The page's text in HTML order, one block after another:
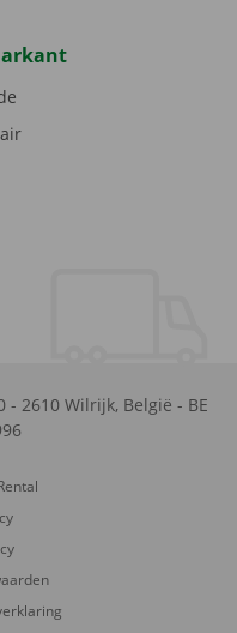
- 2610 Wilrijk, België - BE